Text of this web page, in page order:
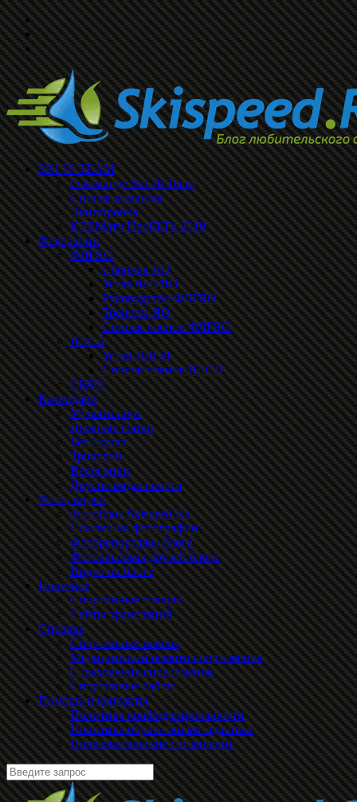
SKI 76 TEAM
О команде Ski 76 Team
Список команды
Экипировка
КЛБМатч ПроБЕГа 2019
Федерации
ФЛГЯО
Сборная ЯО
Устав ФЛГЯО
Руководство ФЛГЯО
Тренеры ЯО
Список членов ФЛГЯО
ЯЛСЛ
Устав ЯЛСЛ
Список членов ЯЛСЛ
СБЯО
Календари
Мультиспорт
Лыжные гонки
Бег / кросс
Триатлон
Велогонки
Другие виды спорта
Фото, видео
Фотоблог Skispeed.Ru
Ссылки на фотографии
Фоторепортажы блога
Фотоальбомы друзей блога
Видео на блоге
Полезное
Спортивные товары
Сайты трансляций
Справка
Спортивные школы
Медицинский осмотр спортсменов
Страхование спортсменов
Спортивные сайты
Помощь и контакты
Политика конфиденциальности
Политика обработки метаданных
Пользовательское соглашение